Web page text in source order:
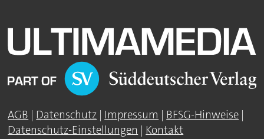
AGB | Datenschutz | Impressum | BFSG-Hinweise |
Datenschutz-Einstellungen | Kontakt